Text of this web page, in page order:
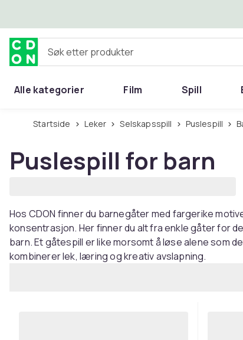
Søk etter produkter
Alle kategorier Film Spill
Startside Leker Selskapsspill Puslespill
Puslespill for barn
Hos CDON finner du barnegåter med fargerike
konsentrasjon. Her finner du alt fra enkle gåter for
barn. Et gåtespill er like morsomt å løse alene som
kombinerer lek, læring og kreativ avslapning.